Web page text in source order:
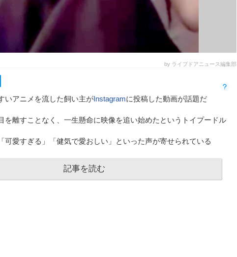
by ライブドアニュース編集部
いアニメを流した飼い主がInstagramに投稿した動画が話題だ
を離すことなく、一生懸命に映像を追い始めたというトイプードル
可愛すぎる」「健気で愛おしい」といった声が寄せられている
記事を読む